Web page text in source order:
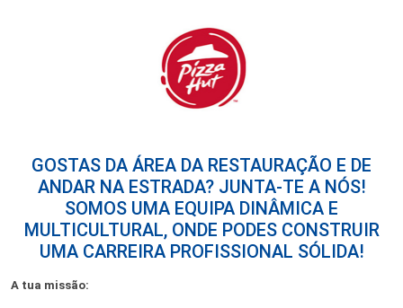
GOSTAS DA ÁREA DA RESTAURAÇÃO E DE
ANDAR NA ESTRADA? JUNTA-TE A NÓS!
SOMOS UMA EQUIPA DINÂMICA E
MULTICULTURAL, ONDE PODES CONSTRUIR
UMA CARREIRA PROFISSIONAL SÓLIDA!
A tua missão: